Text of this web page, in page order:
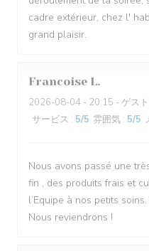
cadre extérieur, chez l'
grand plaisir.
Francoise L
2026-08-04 - 20:15 - ゲス
サービス : 5/5 雰囲気 : 5/5
Nous avons passé une
fin , des produits frais et
l’Equipe à nos petits
Nous reviendrons !